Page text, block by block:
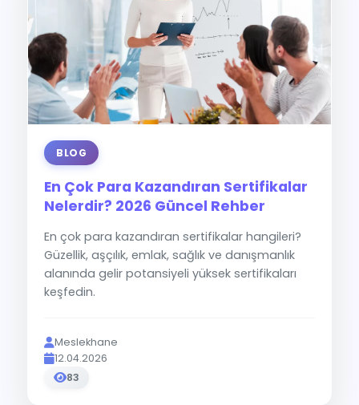
BLOG
En Çok Para Kazandıran Sertifikalar
Nelerdir? 2026 Güncel Rehber
En çok para kazandıran sertifikalar hangileri?
Güzellik, aşçılık, emlak, sağlık ve danışmanlık
alanında gelir potansiyeli yüksek sertifikaları
keşfedin.
Meslekhane
12.04.2026
83